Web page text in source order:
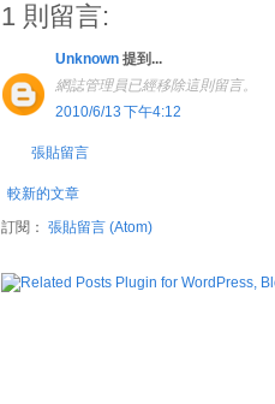
1 則留言:
Unknown 提到...
網誌管理員已經移除這則留言。
2010/6/13 下午4:12
張貼留言
較新的文章
訂閱： 張貼留言 (Atom)